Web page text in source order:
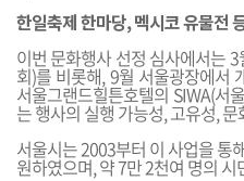
한일축제 한마당, 멕시코 유물전
이번 문화행사 선정 심사에서는
회)를 비롯해, 9월 서울광장에서
서울그랜드힐튼호텔의 SIWA(서
는 행사의 실행 가능성, 고유성,
서울시는 2003부터 이 사업을 통
원하였으며, 약 7만 2천여 명의